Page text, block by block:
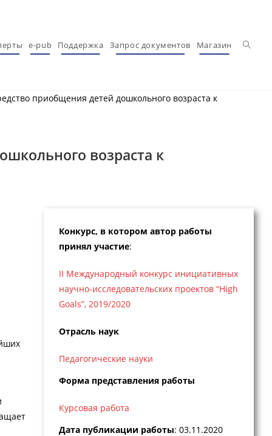
e-pub Поддержка Запрос документов Магазин
приобщения детей дошкольного возраста к
возраста к
Конкурс, в котором автор работы
принял участие:
II Международный конкурс инициативных
научно-исследовательских проектов “High
Goals”, 2019/2020
Отрасль наук
Педагогические науки
Форма представления работы
Курсовая работа
Дата публикации работы: 03.11.2020